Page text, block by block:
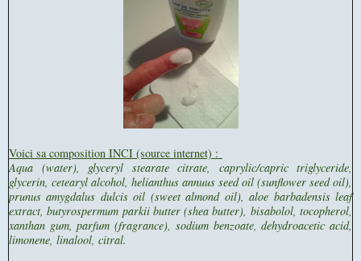
Voici sa composition INCI (source internet) :
Aqua (water), glyceryl stearate citrate, caprylic/capric triglyceride,
glycerin, cetearyl alcohol, helianthus annuus seed oil (sunflower seed oil),
prunus amygdalus dulcis oil (sweet almond oil), aloe barbadensis leaf
extract, butyrospermum parkii butter (shea butter), bisabolol, tocopherol,
xanthan gum, parfum (fragrance), sodium benzoate, dehydroacetic acid,
limonene, linalool, citral.